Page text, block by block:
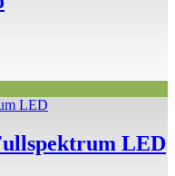
LED